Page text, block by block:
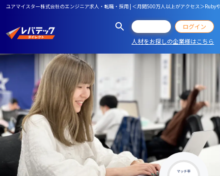
ユアマイスター株式会社のエンジニア求人・転職・採用 | ＜月間500万人以上がアクセス＞
ログイン
人材をお探しの企業様はこちら
マッチ率